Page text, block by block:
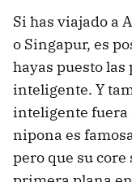
Si has viajado a
o Singapur, es
hayas puesto
inteligente. Y
inteligente fuera
nipona es
pero que su core